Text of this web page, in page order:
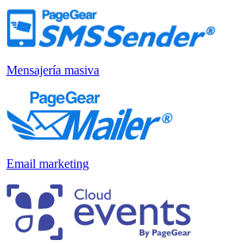
Mensajería masiva
Email marketing